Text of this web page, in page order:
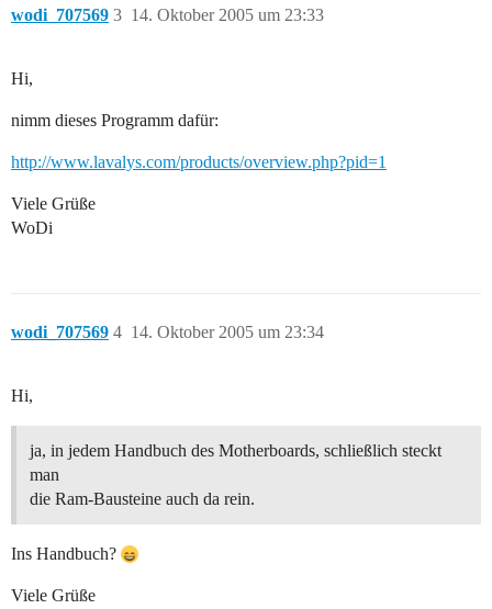
wodi_707569 14. Oktober 2005 um 23:33
3
Hi,
nimm dieses Programm dafür:
http://www.lavalys.com/products/overview.php?pid=1
Viele Grüße
WoDi
wodi_707569 14. Oktober 2005 um 23:34
4
Hi,
ja, in jedem Handbuch des Motherboards, schließlich steckt
man
die Ram-Bausteine auch da rein.
Ins Handbuch?
Viele Grüße